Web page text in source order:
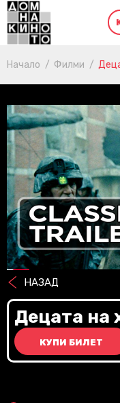
Начало Филми
НАЗАД
Децата на
КУПИ БИЛЕТ